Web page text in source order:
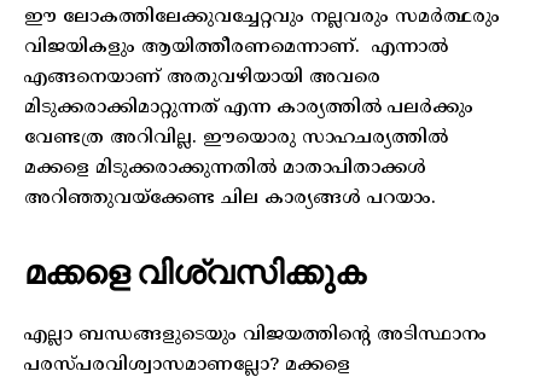
ഈ ലോകത്തിലേക്കുവച്ചേറ്റവും നല്ലവരും സമർത്ഥരും
വിജയികളും ആയിത്തീരണമെന്നാണ്. എന്നാൽ
എങ്ങനെയാണ് അതുവഴിയായി അവരെ
മിടുക്കരാക്കിമാറ്റുന്നത് എന്ന കാര്യത്തിൽ പലർക്കും
വേണ്ടത്ര അറിവില്ല. ഈയൊരു സാഹചര്യത്തിൽ
മക്കളെ മിടുക്കരാക്കുന്നതിൽ മാതാപിതാക്കൾ
അറിഞ്ഞുവയ്ക്കേണ്ട ചില കാര്യങ്ങൾ പറയാം.
മക്കളെ വിശ്വസിക്കുക
എല്ലാ ബന്ധങ്ങളുടെയും വിജയത്തിന്റെ അടിസ്ഥാനം
പരസ്പരവിശ്വാസമാണല്ലോ? മക്കളെ